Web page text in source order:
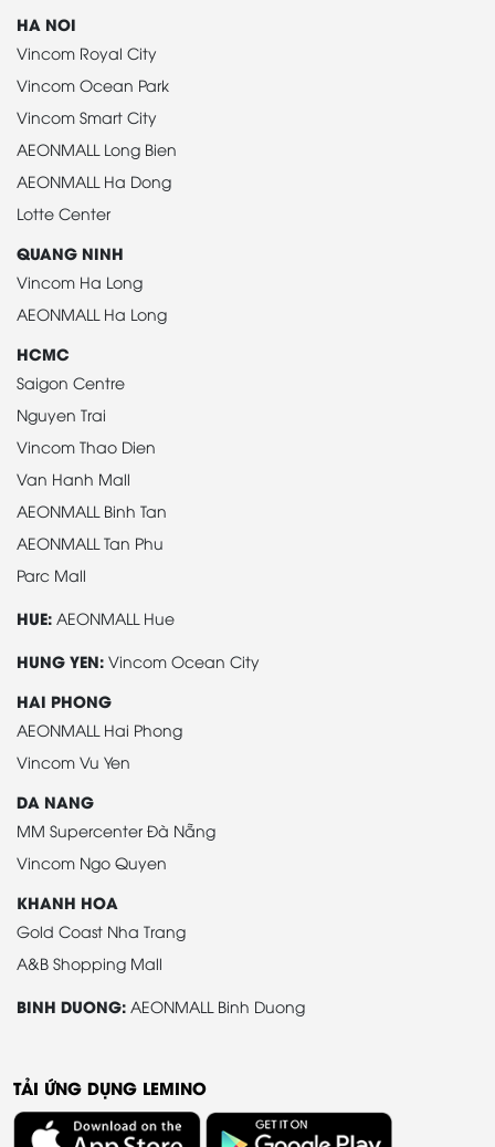
HA NOI
Vincom Royal City
Vincom Ocean Park
Vincom Smart City
AEONMALL Long Bien
AEONMALL Ha Dong
Lotte Center
QUANG NINH
Vincom Ha Long
AEONMALL Ha Long
HCMC
Saigon Centre
Nguyen Trai
Vincom Thao Dien
Van Hanh Mall
AEONMALL Binh Tan
AEONMALL Tan Phu
Parc Mall
HUE: AEONMALL Hue
HUNG YEN: Vincom Ocean City
HAI PHONG
AEONMALL Hai Phong
Vincom Vu Yen
DA NANG
MM Supercenter Đà Nẵng
Vincom Ngo Quyen
KHANH HOA
Gold Coast Nha Trang
A&B Shopping Mall
BINH DUONG: AEONMALL Binh Duong
TẢI ỨNG DỤNG LEMINO